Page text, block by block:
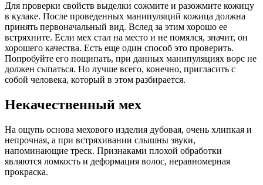
Для проверки свойств выделки сожмите и разожмите кожицу
в кулаке. После проведенных манипуляций кожица должна
принять первоначальный вид. Вслед за этим хорошо ее
встряхните. Если мех стал на место и не помялся, значит, он
хорошего качества. Есть еще один способ это проверить.
Попробуйте его пощипать, при данных манипуляциях ворс не
должен сыпаться. Но лучше всего, конечно, пригласить с
собой человека, который в этом разбирается.
Некачественный мех
На ощупь основа мехового изделия дубовая, очень хлипкая и
непрочная, а при встряхивании слышны звуки,
напоминающие треск. Признаками плохой обработки
являются ломкость и деформация волос, неравномерная
прокраска.